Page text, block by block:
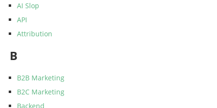
AI Slop
API
Attribution
B
B2B Marketing
B2C Marketing
Backend